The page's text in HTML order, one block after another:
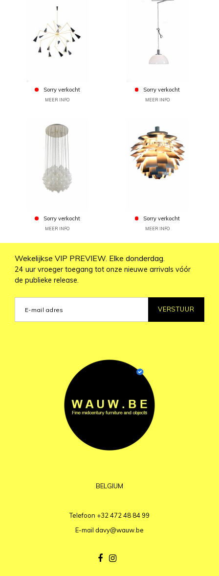
Sorry verkocht
MEER INFO
Sorry verkocht
MEER INFO
Sorry verkocht
MEER INFO
Sorry verkocht
MEER INFO
Wekelijkse VIP PREVIEW. Elke donderdag.
24 uur vroeger toegang tot onze nieuwe arrivals vóór
de publieke release.
VERSTUUR
BELGIUM
Telefoon +32 472 48 84 99
E-mail davy@wauw.be